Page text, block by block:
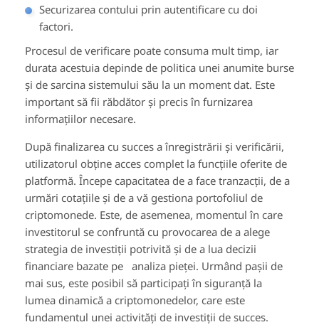
Securizarea contului prin autentificare cu doi
factori.
Procesul de verificare poate consuma mult timp, iar
durata acestuia depinde de politica unei anumite burse
și de sarcina sistemului său la un moment dat. Este
important să fii răbdător și precis în furnizarea
informațiilor necesare.
După finalizarea cu succes a înregistrării și verificării,
utilizatorul obține acces complet la funcțiile oferite de
platformă. Începe capacitatea de a face tranzacții, de a
urmări cotațiile și de a vă gestiona portofoliul de
criptomonede. Este, de asemenea, momentul în care
investitorul se confruntă cu provocarea de a alege
strategia de investiții potrivită și de a lua decizii
financiare bazate pe analiza pieței. Urmând pașii de
mai sus, este posibil să participați în siguranță la
lumea dinamică a criptomonedelor, care este
fundamentul unei activități de investiții de succes.